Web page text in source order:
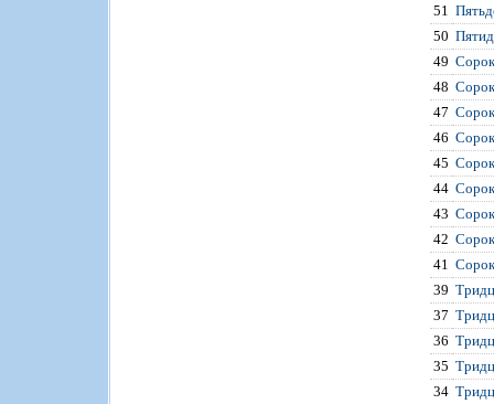
51
50
49
48
47
46
45
44
43
42
41
39
37
36
35
34